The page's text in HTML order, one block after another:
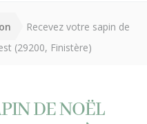
Recevez votre sapin de
(29200, Finistère)
DE NOËL